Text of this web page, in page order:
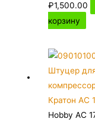
₽1,500.00
корзину
Hobby AC